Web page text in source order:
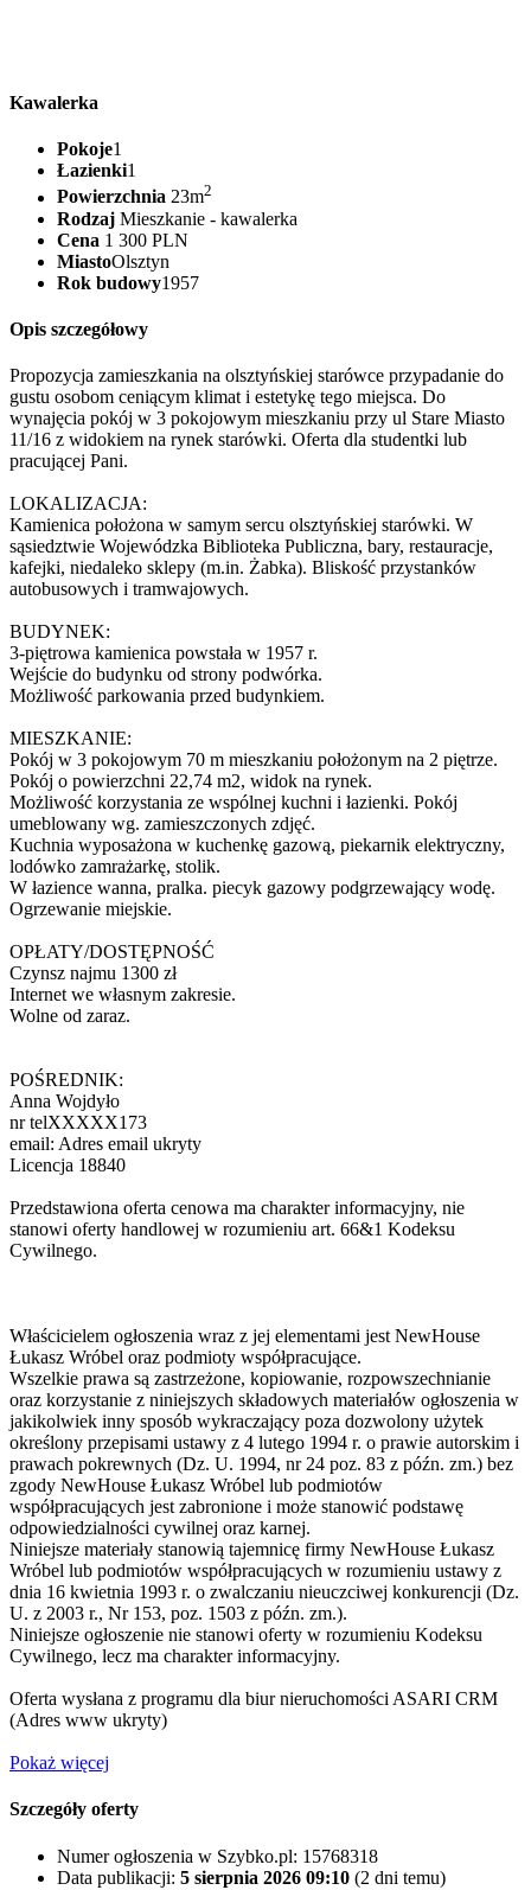
Kawalerka
Pokoje1
Łazienki1
Powierzchnia 23m2
Rodzaj Mieszkanie - kawalerka
Cena 1 300 PLN
MiastoOlsztyn
Rok budowy1957
Opis szczegółowy
Propozycja zamieszkania na olsztyńskiej starówce przypadanie do
gustu osobom ceniącym klimat i estetykę tego miejsca. Do
wynajęcia pokój w 3 pokojowym mieszkaniu przy ul Stare Miasto
11/16 z widokiem na rynek starówki. Oferta dla studentki lub
pracującej Pani.
LOKALIZACJA:
Kamienica położona w samym sercu olsztyńskiej starówki. W
sąsiedztwie Wojewódzka Biblioteka Publiczna, bary, restauracje,
kafejki, niedaleko sklepy (m.in. Żabka). Bliskość przystanków
autobusowych i tramwajowych.
BUDYNEK:
3-piętrowa kamienica powstała w 1957 r.
Wejście do budynku od strony podwórka.
Możliwość parkowania przed budynkiem.
MIESZKANIE:
Pokój w 3 pokojowym 70 m mieszkaniu położonym na 2 piętrze.
Pokój o powierzchni 22,74 m2, widok na rynek.
Możliwość korzystania ze wspólnej kuchni i łazienki. Pokój
umeblowany wg. zamieszczonych zdjęć.
Kuchnia wyposażona w kuchenkę gazową, piekarnik elektryczny,
lodówko zamrażarkę, stolik.
W łazience wanna, pralka. piecyk gazowy podgrzewający wodę.
Ogrzewanie miejskie.
OPŁATY/DOSTĘPNOŚĆ
Czynsz najmu 1300 zł
Internet we własnym zakresie.
Wolne od zaraz.
POŚREDNIK:
Anna Wojdyło
nr telXXXXX173
email: Adres email ukryty
Licencja 18840
Przedstawiona oferta cenowa ma charakter informacyjny, nie
stanowi oferty handlowej w rozumieniu art. 66&1 Kodeksu
Cywilnego.
Właścicielem ogłoszenia wraz z jej elementami jest NewHouse
Łukasz Wróbel oraz podmioty współpracujące.
Wszelkie prawa są zastrzeżone, kopiowanie, rozpowszechnianie
oraz korzystanie z niniejszych składowych materiałów ogłoszenia w
jakikolwiek inny sposób wykraczający poza dozwolony użytek
określony przepisami ustawy z 4 lutego 1994 r. o prawie autorskim i
prawach pokrewnych (Dz. U. 1994, nr 24 poz. 83 z późn. zm.) bez
zgody NewHouse Łukasz Wróbel lub podmiotów
współpracujących jest zabronione i może stanowić podstawę
odpowiedzialności cywilnej oraz karnej.
Niniejsze materiały stanowią tajemnicę firmy NewHouse Łukasz
Wróbel lub podmiotów współpracujących w rozumieniu ustawy z
dnia 16 kwietnia 1993 r. o zwalczaniu nieuczciwej konkurencji (Dz.
U. z 2003 r., Nr 153, poz. 1503 z późn. zm.).
Niniejsze ogłoszenie nie stanowi oferty w rozumieniu Kodeksu
Cywilnego, lecz ma charakter informacyjny.
Oferta wysłana z programu dla biur nieruchomości ASARI CRM
(Adres www ukryty)
Pokaż więcej
Szczegóły oferty
Numer ogłoszenia w Szybko.pl: 15768318
Data publikacji: 5 sierpnia 2026 09:10 (2 dni temu)